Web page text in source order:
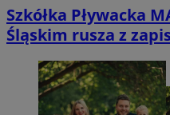
Szkółka Pływacka
Śląskim rusza z